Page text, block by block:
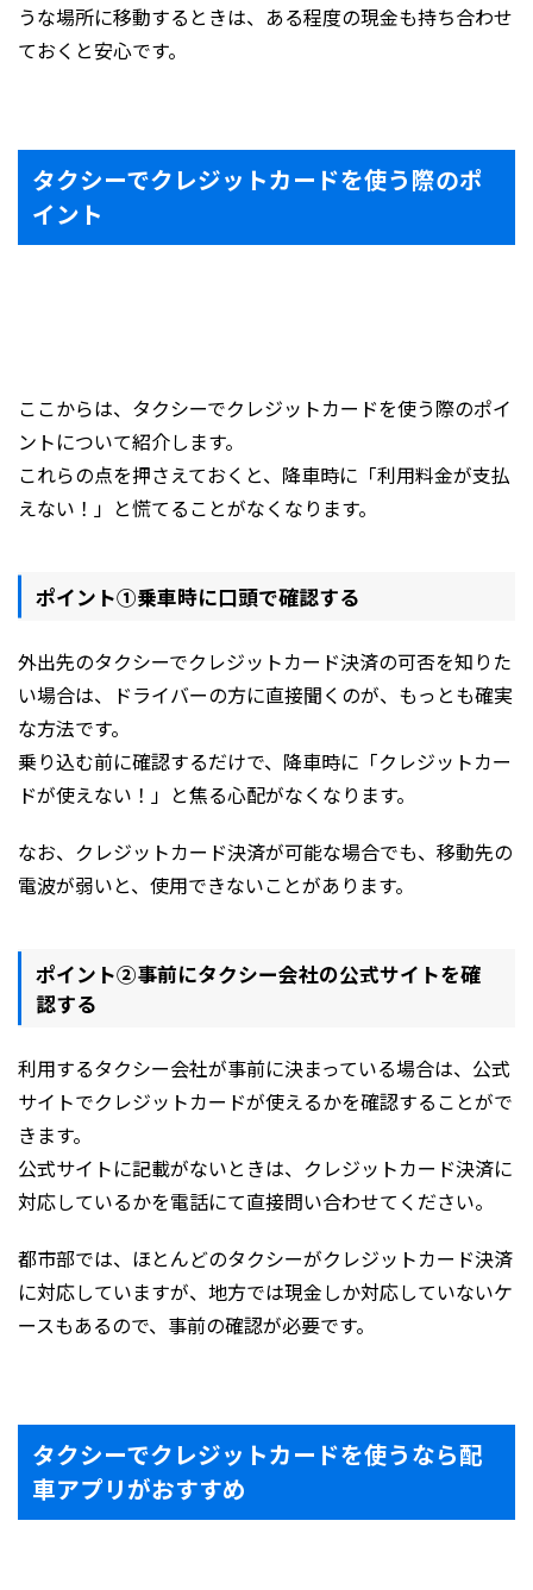
うな場所に移動するときは、ある程度の現金も持ち合わせ
ておくと安心です。
タクシーでクレジットカードを使う際のポ
イント
ここからは、タクシーでクレジットカードを使う際のポイ
ントについて紹介します。
これらの点を押さえておくと、降車時に「利用料金が支払
えない！」と慌てることがなくなります。
ポイント①乗車時に口頭で確認する
外出先のタクシーでクレジットカード決済の可否を知りた
い場合は、ドライバーの方に直接聞くのが、もっとも確実
な方法です。
乗り込む前に確認するだけで、降車時に「クレジットカー
ドが使えない！」と焦る心配がなくなります。
なお、クレジットカード決済が可能な場合でも、移動先の
電波が弱いと、使用できないことがあります。
ポイント②事前にタクシー会社の公式サイトを確
認する
利用するタクシー会社が事前に決まっている場合は、公式
サイトでクレジットカードが使えるかを確認することがで
きます。
公式サイトに記載がないときは、クレジットカード決済に
対応しているかを電話にて直接問い合わせてください。
都市部では、ほとんどのタクシーがクレジットカード決済
に対応していますが、地方では現金しか対応していないケ
ースもあるので、事前の確認が必要です。
タクシーでクレジットカードを使うなら配
車アプリがおすすめ